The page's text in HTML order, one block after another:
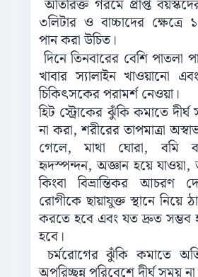
অতিরিক্ত গরমে প্রাপ্ত
৩লিটার ও বাচ্চাদের ক্ষেত্রে
পান করা উচিত।
দিনে তিনবারের বেশি পাতলা
খাবার স্যালাইন খাওয়ানো
চিকিৎসকের পরামর্শ নেওয়া।
হিট স্ট্রোকের ঝুঁকি কমাতে
না করা, শরীরের তাপমাত্রা
গেলে, মাথা ঘোরা, বমি
হৃদস্পন্দন, অজ্ঞান হয়ে যাওয়া,
কিংবা বিভ্রান্তিকর আচরণ
রোগীকে ছায়াযুক্ত স্থানে নিয়ে
করতে হবে এবং যত দ্রুত সম্ভব
হবে।
চর্মরোগের ঝুঁকি কমাতে